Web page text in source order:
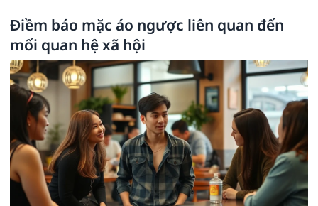
Điềm báo mặc áo ngược liên quan đến
mối quan hệ xã hội